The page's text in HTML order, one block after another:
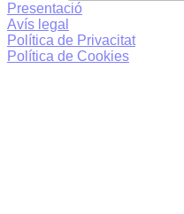
Presentació
Avís legal
Política de Privacitat
Política de Cookies